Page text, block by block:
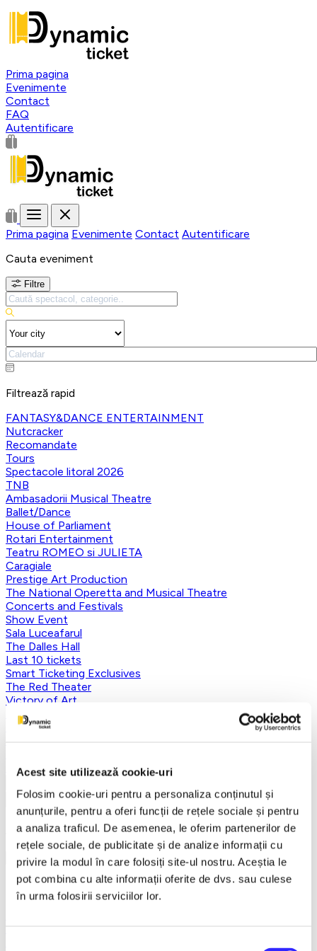
Acest site utilizează cookie-uri
Folosim cookie-uri pentru a personaliza conținutul și
anunțurile, pentru a oferi funcții de rețele sociale și pentru
a analiza traficul. De asemenea, le oferim partenerilor de
rețele sociale, de publicitate și de analize informații cu
privire la modul în care folosiți site-ul nostru. Aceștia le
pot combina cu alte informații oferite de dvs. sau culese
în urma folosirii serviciilor lor.
Prima pagina
Evenimente
Contact
FAQ
Autentificare
Prima pagina Evenimente Contact Autentificare
Cauta eveniment
Filtre
Filtrează rapid
FANTASY&DANCE ENTERTAINMENT
Nutcracker
Recomandate
Tours
Spectacole litoral 2026
TNB
Ambasadorii Musical Theatre
Ballet/Dance
House of Parliament
Rotari Entertainment
Teatru ROMEO si JULIETA
Caragiale
Prestige Art Production
The National Operetta and Musical Theatre
Concerts and Festivals
Show Event
Sala Luceafarul
The Dalles Hall
Last 10 tickets
Smart Ticketing Exclusives
The Red Theater
Victory of Art
For Kids
Teatrul Maidan
Earlybird
Vezi mai puțin
Aplică filtre
Categorii